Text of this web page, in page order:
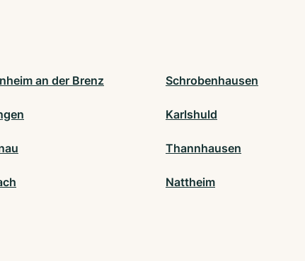
an der Brenz Schrobenhausen
Karlshuld
Thannhausen
Nattheim